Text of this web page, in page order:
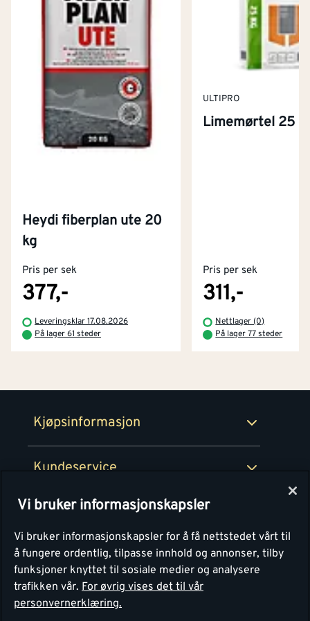
Heydi fiberplan ute 20
kg
Pris per sek
377,-
Leveringsklar 17.08.2026
På lager 61 steder
ULTIPRO
Limemørtel 25
Pris per sek
311,-
Nettlager (0)
På lager 77 steder
Kjøpsinformasjon
Kjøpsbetingelser
Retur- og angrerettsskjema
Kundeservice
Tjenester
Montér Klubb
Montér
Byggevarehus og åpningstider
Prismatch
Personvern
Vi bruker informasjonskapsler
Vi bruker informasjonskapsler for å få nettstedet vårt til
å fungere ordentlig, tilpasse innhold og annonser, tilby
funksjoner knyttet til sosiale medier og analysere
trafikken vår. For øvrig vises det til vår
personvernerklæring.